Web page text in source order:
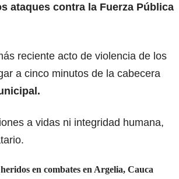
ataques contra la Fuerza Pública
reciente acto de violencia de los
a cinco minutos de la cabecera
a vidas ni integridad humana,
en combates en Argelia, Cauca